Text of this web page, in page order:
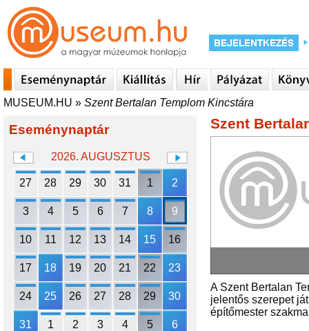
MUSEUM.HU » Szent Bertalan Templom Kincstára
Eseménynaptár
2026. AUGUSZTUS
27 28 29 30 31 1 2
3 4 5 6 7 8 9
10 11 12 13 14 15 16
17 18 19 20 21 22 23
24 25 26 27 28 29 30
31 1 2 3 4 5 6
Szent
A Szent Bertalan
jelentős szerepet
építőmester